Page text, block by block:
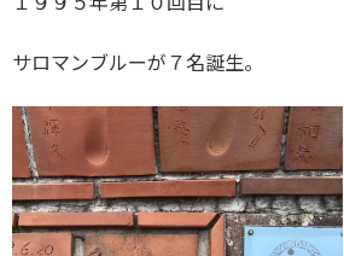
サロマンブルーが７名誕生。